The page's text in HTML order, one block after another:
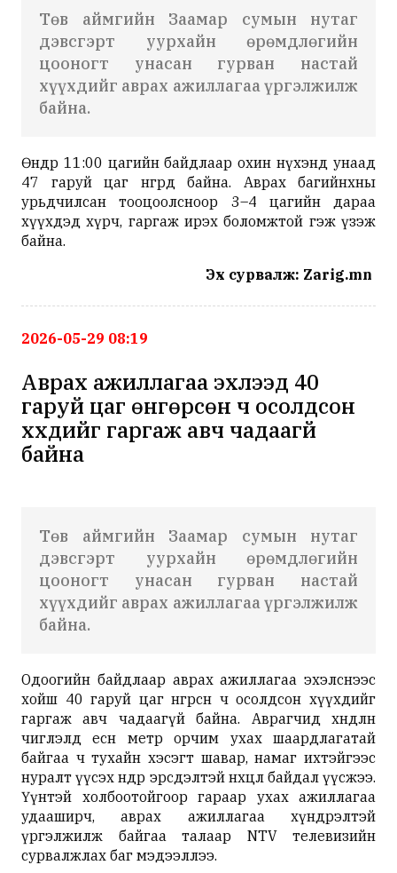
Төв аймгийн Заамар сумын нутаг
дэвсгэрт уурхайн өрөмдлөгийн
цооногт унасан гурван настай
хүүхдийг аврах ажиллагаа үргэлжилж
байна.
Өнөөдөр 11:00 цагийн байдлаар охин нүхэнд унаад
47 гаруй цаг өнгөрөөд байна. Аврах багийнхны
урьдчилсан тооцоолсноор 3–4 цагийн дараа
хүүхдэд хүрч, гаргаж ирэх боломжтой гэж үзэж
байна.
Эх сурвалж: Zarig.mn
2026-05-29 08:19
Аврах ажиллагаа эхлээд 40
гаруй цаг өнгөрсөн ч осолдсон
хүүхдийг гаргаж авч чадаагүй
байна
Төв аймгийн Заамар сумын нутаг
дэвсгэрт уурхайн өрөмдлөгийн
цооногт унасан гурван настай
хүүхдийг аврах ажиллагаа үргэлжилж
байна.
Одоогийн байдлаар аврах ажиллагаа эхэлснээс
хойш 40 гаруй цаг өнгөрсөн ч осолдсон хүүхдийг
гаргаж авч чадаагүй байна. Аврагчид хөндлөн
чиглэлд есөн метр орчим ухах шаардлагатай
байгаа ч тухайн хэсэгт шавар, намаг ихтэйгээс
нуралт үүсэх өндөр эрсдэлтэй нөхцөл байдал үүсжээ.
Үүнтэй холбоотойгоор гараар ухах ажиллагаа
удааширч, аврах ажиллагаа хүндрэлтэй
үргэлжилж байгаа талаар NTV телевизийн
сурвалжлах баг мэдээллээ.